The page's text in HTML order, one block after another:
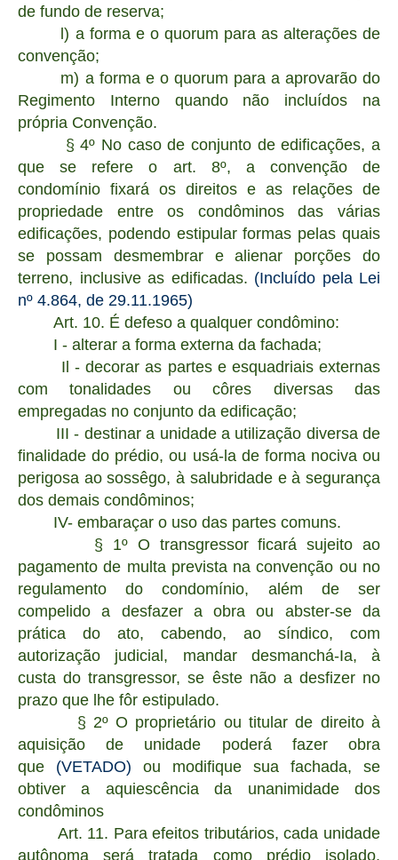
de fundo de reserva;
l) a forma e o quorum para as alterações de
convenção;
m) a forma e o quorum para a aprovarão do
Regimento Interno quando não incluídos na
própria Convenção.
§ 4º No caso de conjunto de edificações, a
que se refere o art. 8º, a convenção de
condomínio fixará os direitos e as relações de
propriedade entre os condôminos das várias
edificações, podendo estipular formas pelas quais
se possam desmembrar e alienar porções do
terreno, inclusive as edificadas. (Incluído pela Lei
nº 4.864, de 29.11.1965)
Art. 10. É defeso a qualquer condômino:
I - alterar a forma externa da fachada;
Il - decorar as partes e esquadriais externas
com tonalidades ou côres diversas das
empregadas no conjunto da edificação;
III - destinar a unidade a utilização diversa de
finalidade do prédio, ou usá-la de forma nociva ou
perigosa ao sossêgo, à salubridade e à segurança
dos demais condôminos;
IV- embaraçar o uso das partes comuns.
§ 1º O transgressor ficará sujeito ao
pagamento de multa prevista na convenção ou no
regulamento do condomínio, além de ser
compelido a desfazer a obra ou abster-se da
prática do ato, cabendo, ao síndico, com
autorização judicial, mandar desmanchá-Ia, à
custa do transgressor, se êste não a desfizer no
prazo que lhe fôr estipulado.
§ 2º O proprietário ou titular de direito à
aquisição de unidade poderá fazer obra
que (VETADO) ou modifique sua fachada, se
obtiver a aquiescência da unanimidade dos
condôminos
Art. 11. Para efeitos tributários, cada unidade
autônoma será tratada como prédio isolado,